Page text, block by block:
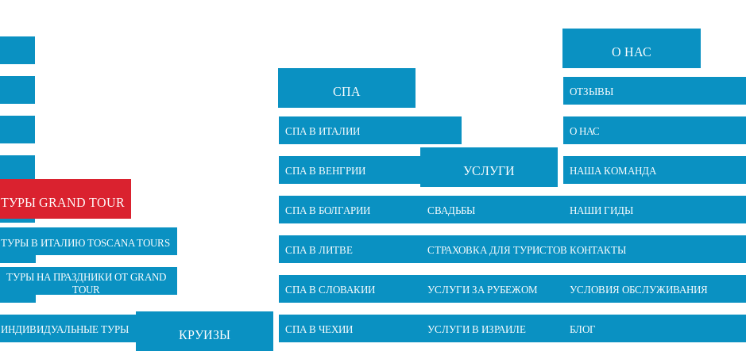
ТУРЫ GRAND TOUR
ТУРЫ В ИТАЛИЮ TOSCANA TOURS
ТУРЫ НА ПРАЗДНИКИ ОТ GRAND
TOUR
ИНДИВИДУАЛЬНЫЕ ТУРЫ КРУИЗЫ
СПА
СПА В ИТАЛИИ
СПА В ВЕНГРИИ
СПА В БОЛГАРИИ
СПА В ЛИТВЕ
СПА В СЛОВАКИИ
СПА В ЧЕХИИ
УСЛУГИ
СВАДЬБЫ
СТРАХОВКА ДЛЯ ТУРИСТОВ
УСЛУГИ ЗА РУБЕЖОМ
УСЛУГИ В ИЗРАИЛЕ
О НАС
ОТЗЫВЫ
О НАС
НАША КОМАНДА
НАШИ ГИДЫ
КОНТАКТЫ
УСЛОВИЯ ОБСЛУЖИВАНИЯ
БЛОГ